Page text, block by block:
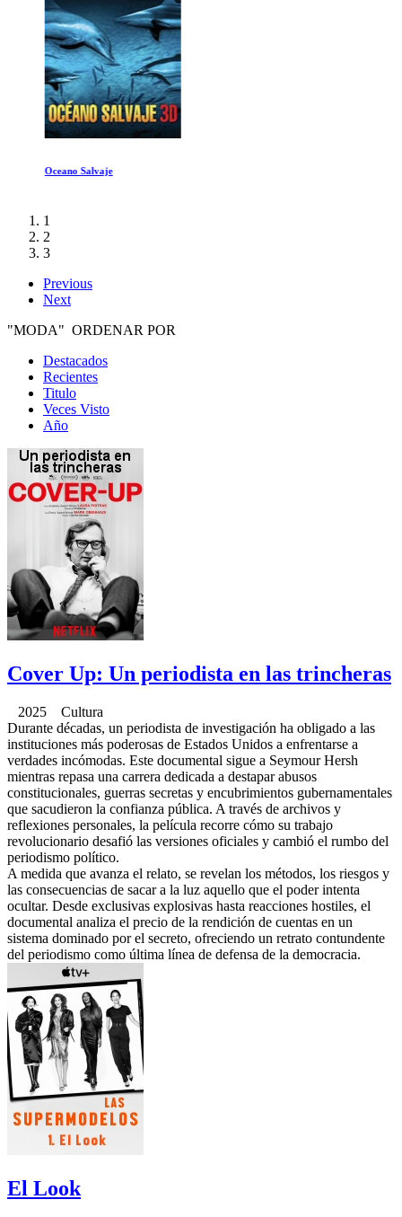
Oceano Salvaje
1
2
3
Previous
Next
"MODA" ORDENAR POR
Destacados
Recientes
Titulo
Veces Visto
Año
Cover Up: Un periodista en las trincheras
2025 Cultura
Durante décadas, un periodista de investigación ha obligado a las
instituciones más poderosas de Estados Unidos a enfrentarse a
verdades incómodas. Este documental sigue a Seymour Hersh
mientras repasa una carrera dedicada a destapar abusos
constitucionales, guerras secretas y encubrimientos gubernamentales
que sacudieron la confianza pública. A través de archivos y
reflexiones personales, la película recorre cómo su trabajo
revolucionario desafió las versiones oficiales y cambió el rumbo del
periodismo político.
A medida que avanza el relato, se revelan los métodos, los riesgos y
las consecuencias de sacar a la luz aquello que el poder intenta
ocultar. Desde exclusivas explosivas hasta reacciones hostiles, el
documental analiza el precio de la rendición de cuentas en un
sistema dominado por el secreto, ofreciendo un retrato contundente
del periodismo como última línea de defensa de la democracia.
El Look